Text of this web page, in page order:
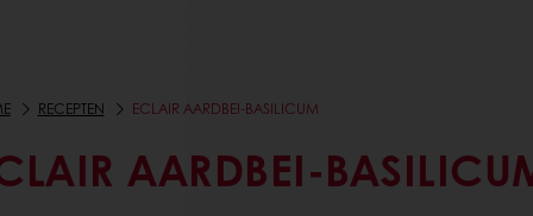
RECEPTEN ECLAIR AARDBEI-BASILICUM
AARDBEI-